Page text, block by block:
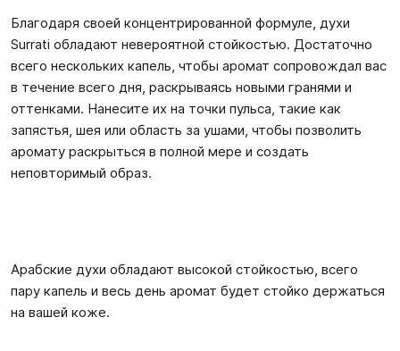
Благодаря своей концентрированной формуле, духи
Surrati обладают невероятной стойкостью. Достаточно
всего нескольких капель, чтобы аромат сопровождал вас
в течение всего дня, раскрываясь новыми гранями и
оттенками. Нанесите их на точки пульса, такие как
запястья, шея или область за ушами, чтобы позволить
аромату раскрыться в полной мере и создать
неповторимый образ.
Арабские духи обладают высокой стойкостью, всего
пару капель и весь день аромат будет стойко держаться
на вашей коже.